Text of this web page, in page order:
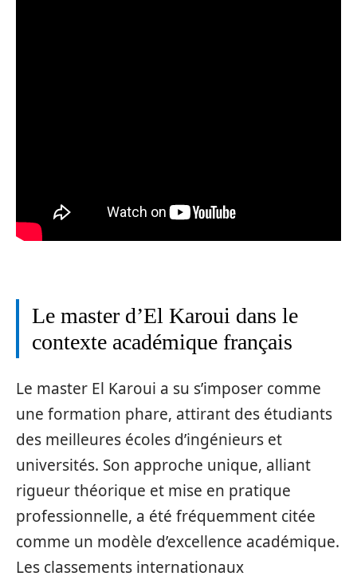
Le master d’El Karoui dans le
contexte académique français
Le master El Karoui a su s’imposer comme
une formation phare, attirant des étudiants
des meilleures écoles d’ingénieurs et
universités. Son approche unique, alliant
rigueur théorique et mise en pratique
professionnelle, a été fréquemment citée
comme un modèle d’excellence académique.
Les classements internationaux